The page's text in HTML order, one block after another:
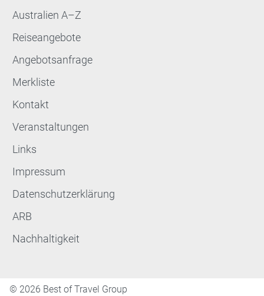
Australien A–Z
Reiseangebote
Angebotsanfrage
Merkliste
Kontakt
Veranstaltungen
Links
Impressum
Datenschutzerklärung
ARB
Nachhaltigkeit
© 2026 Best of Travel Group